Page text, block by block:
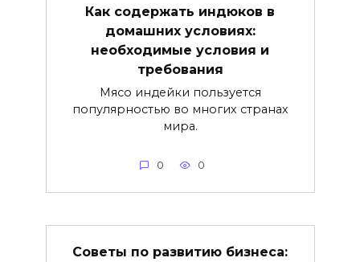
Как содержать индюков в
домашних условиях:
необходимые условия и
требования
Мясо индейки пользуется
популярностью во многих странах
мира.
0 0
Советы по развитию бизнеса: